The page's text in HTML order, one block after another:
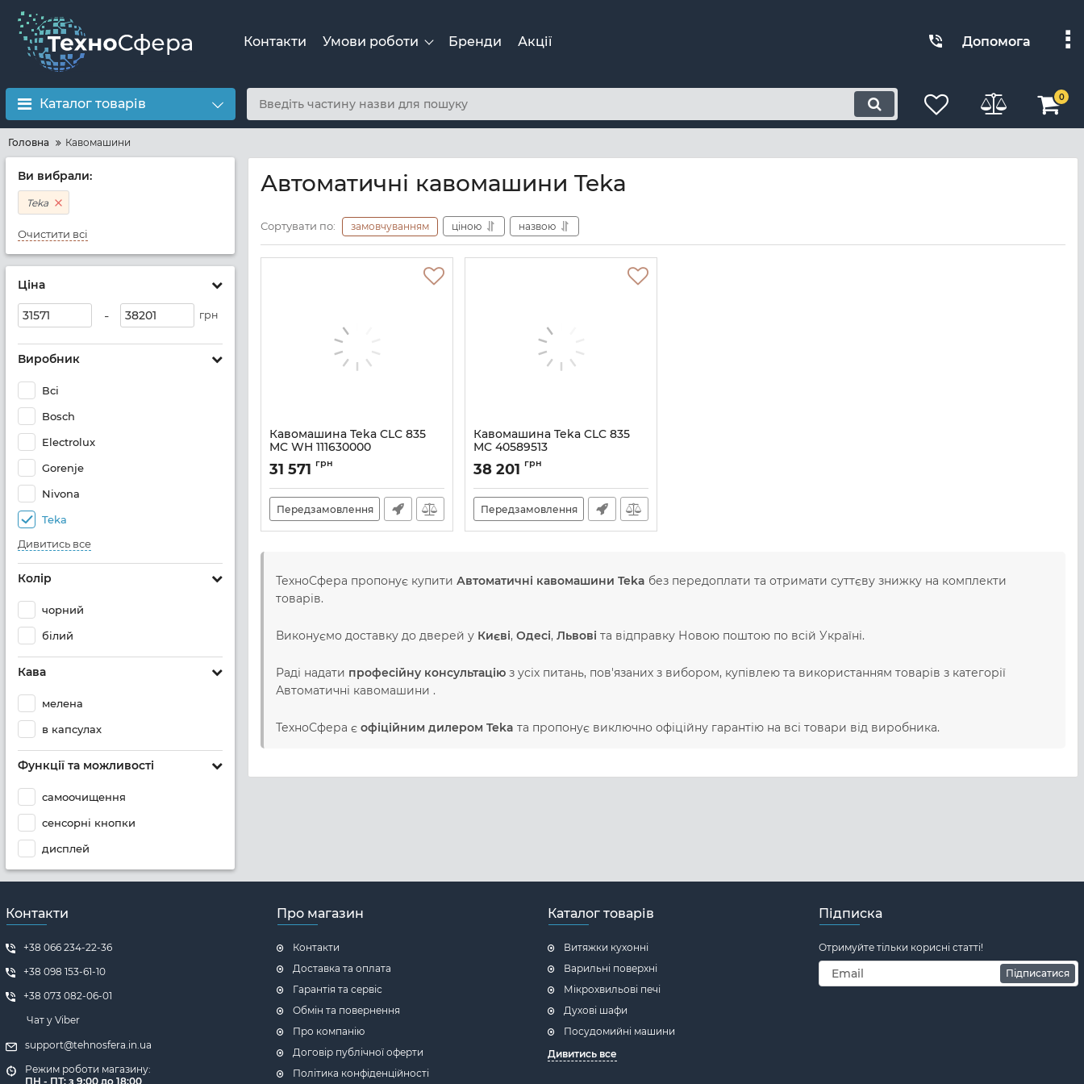
Контакти Умови роботи Бренди Акції Допомога
Каталог товарів 0
Головна Кавомашини
Ви вибрали:
Teka
Очистити всі
Ціна
- грн
Виробник
Всі
Bosch
Electrolux
Gorenje
Nivona
Teka
Дивитись все
Колір
чорний
білий
Кава
мелена
в капсулах
Функції та можливості
самоочищення
сенсорні кнопки
дисплей
Автоматичні кавомашини Teka
Сортувати по: замовчуванням ціною назвою
Кавомашина Teka CLC 835
MC WH 111630000
Артикул: A135882
31 571 грн
Передзамовлення
Кавомашина Teka CLC 835
MC 40589513
Артикул:A135883
38 201 грн
Передзамовлення
ТехноСфера пропонує купити Автоматичні кавомашини Teka без передоплати та отримати суттєву знижку на комплекти
товарів.
Виконуємо доставку до дверей у Києві, Одесі, Львові та відправку Новою поштою по всій Україні.
Раді надати професійну консультацію з усіх питань, пов'язаних з вибором, купівлею та використанням товарів з категорії
Автоматичні кавомашини .
ТехноСфера є офіційним дилером Teka та пропонує виключно офіційну гарантію на всі товари від виробника.
Контакти
+38 066 234-22-36
+38 098 153-61-10
+38 073 082-06-01
Чат у Viber
support@tehnosfera.in.ua
Режим роботи магазину:
ПН - ПТ: з 9:00 до 18:00
Про магазин
Контакти
Доставка та оплата
Гарантія та сервіс
Обмін та повернення
Про компанію
Договір публічної оферти
Політика конфіденційності
Каталог товарів
Витяжки кухонні
Варильні поверхні
Мікрохвильові печі
Духові шафи
Посудомийні машини
Дивитись все
Підписка
Отримуйте тільки корисні статті!
Підписатися